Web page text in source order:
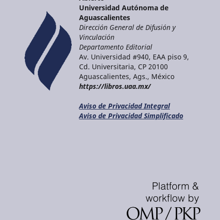
Universidad Autónoma de
Aguascalientes
Dirección General de Difusión y
Vinculación
Departamento Editorial
Av. Universidad #940, EAA piso 9,
Cd. Universitaria, CP 20100
Aguascalientes, Ags., México
https://libros.uaa.mx/
Aviso de Privacidad Integral
Aviso de Privacidad Simplificado